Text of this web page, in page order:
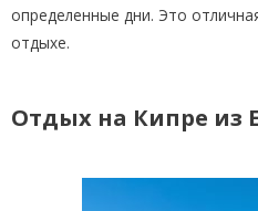
определенные дни. Это
отдыхе.
Отдых на Кипре из